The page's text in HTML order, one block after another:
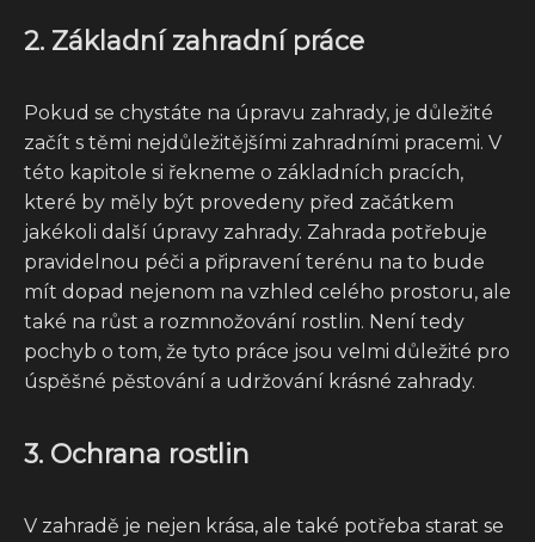
2. Základní zahradní práce
Pokud se chystáte na úpravu zahrady, je důležité
začít s těmi nejdůležitějšími zahradními pracemi. V
této kapitole si řekneme o základních pracích,
které by měly být provedeny před začátkem
jakékoli další úpravy zahrady. Zahrada potřebuje
pravidelnou péči a připravení terénu na to bude
mít dopad nejenom na vzhled celého prostoru, ale
také na růst a rozmnožování rostlin. Není tedy
pochyb o tom, že tyto práce jsou velmi důležité pro
úspěšné pěstování a udržování krásné zahrady.
3. Ochrana rostlin
V zahradě je nejen krása, ale také potřeba starat se